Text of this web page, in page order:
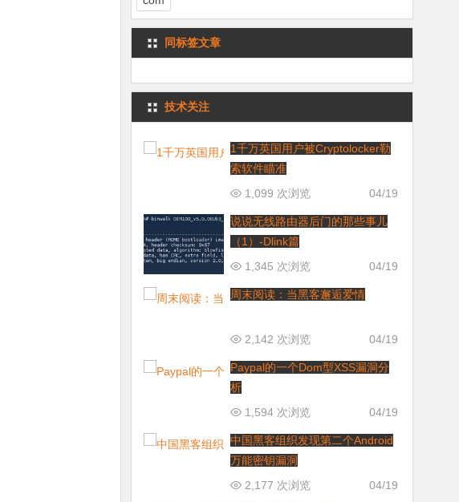
同标签文章
技术关注
1千万英国用户被Cryptolocker勒
索软件瞄准
04/19
1,099 次浏览
说说无线路由器后门的那些事儿
（1）-Dlink篇
04/19
1,345 次浏览
周末阅读：当黑客邂逅爱情
04/19
2,142 次浏览
Paypal的一个Dom型XSS漏洞分
析
04/19
1,594 次浏览
中国黑客组织发现第二个Android
万能密钥漏洞
04/19
2,177 次浏览